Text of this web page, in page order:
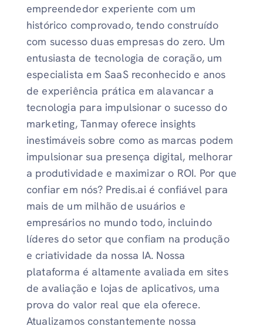
empreendedor experiente com um
histórico comprovado, tendo construído
com sucesso duas empresas do zero. Um
entusiasta de tecnologia de coração, um
especialista em SaaS reconhecido e anos
de experiência prática em alavancar a
tecnologia para impulsionar o sucesso do
marketing, Tanmay oferece insights
inestimáveis ​​sobre como as marcas podem
impulsionar sua presença digital, melhorar
a produtividade e maximizar o ROI. Por que
confiar em nós? Predis.ai é confiável para
mais de um milhão de usuários e
empresários no mundo todo, incluindo
líderes do setor que confiam na produção
e criatividade da nossa IA. Nossa
plataforma é altamente avaliada em sites
de avaliação e lojas de aplicativos, uma
prova do valor real que ela oferece.
Atualizamos constantemente nossa